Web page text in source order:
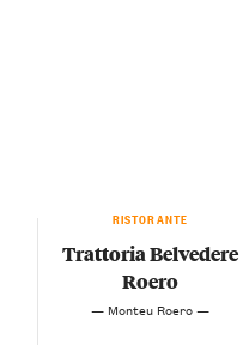
RISTORANTE
Trattoria Belvedere
Roero
— Monteu Roero —